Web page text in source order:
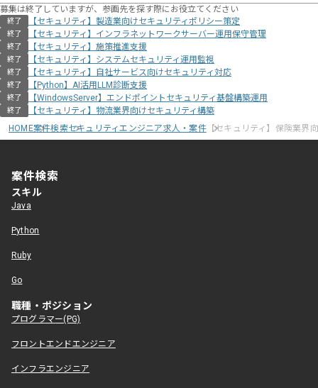
募集は終了していますが、参画先を探す際にお役立てください
終了 【セキュリティ】製造業向けセキュリティポリシー策定
終了 【セキュリティ】インフラネットワークサーバー運用保守管理
終了 【セキュリティ】施策推進支援
終了 【セキュリティ】システムセキュリティ運用監視
終了 【セキュリティ】自社サービス向けセキュリティ対応
終了 【Python】AI活用LLM診断支援
終了 【WindowsServer】エンドポイントセキュリティ基盤構築運用
終了
【セキュリティ】物流業界向けセキュリティ構築
HOME案件検索セキュリティエンジニア求人・案件【セキュリティ】保険業界
案件検索
スキル
Java
Python
Ruby
Go
職種・ポジション
プログラマー(PG)
フロントエンドエンジニア
インフラエンジニア